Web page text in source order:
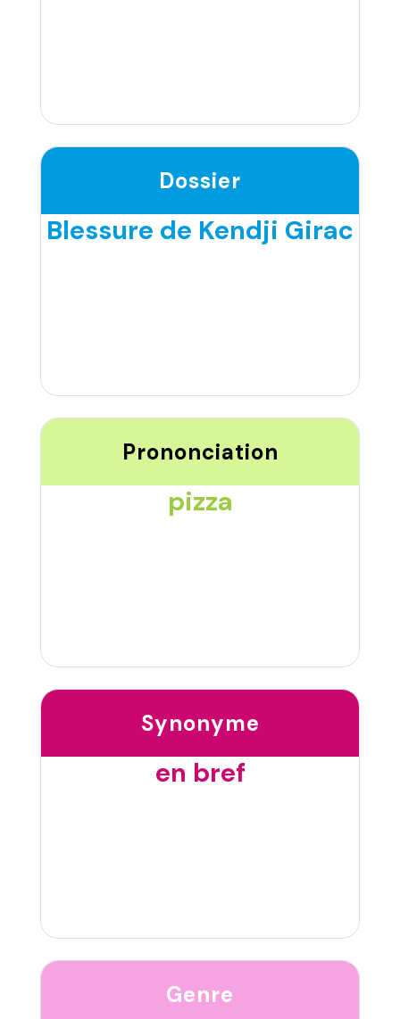
Dossier
Blessure de Kendji Girac
Prononciation
pizza
Synonyme
en bref
Genre